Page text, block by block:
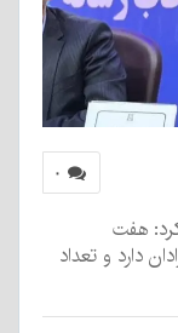
۰
هفت
دارد و تعداد